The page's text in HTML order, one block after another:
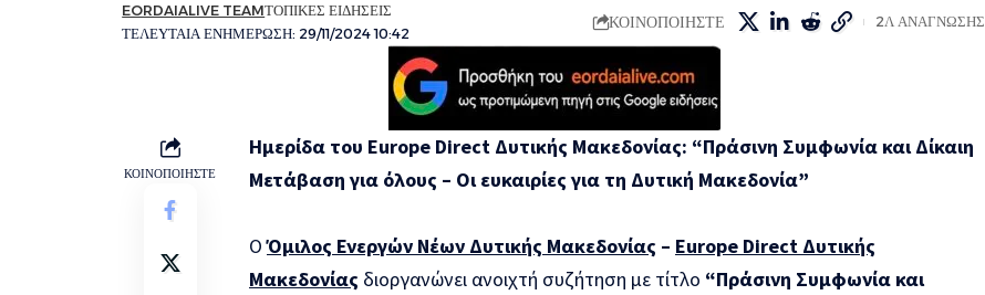
ΤΕΛΕΥΤΑΙΑ ΕΝΗΜΕΡΩΣΗ: 29/11/2024 10:42
EORDAIALIVE TEAMΤΟΠΙΚΕΣ ΕΙΔΗΣΕΙΣ
ΚΟΙΝΟΠΟΙΗΣΤΕ 2Λ ΑΝΑΓΝΩΣΗΣ
ΚΟΙΝΟΠΟΙΗΣΤΕ
Ημερίδα του Europe Direct Δυτικής Μακεδονίας: “Πράσινη Συμφωνία και Δίκαιη
Μετάβαση για όλους – Οι ευκαιρίες για τη Δυτική Μακεδονία”
ΟΌμιλος Ενεργών Νέων Δυτικής Μακεδονίας – Europe Direct Δυτικής
Μακεδονίας διοργανώνει ανοιχτή συζήτηση με τίτλο “Πράσινη Συμφωνία και